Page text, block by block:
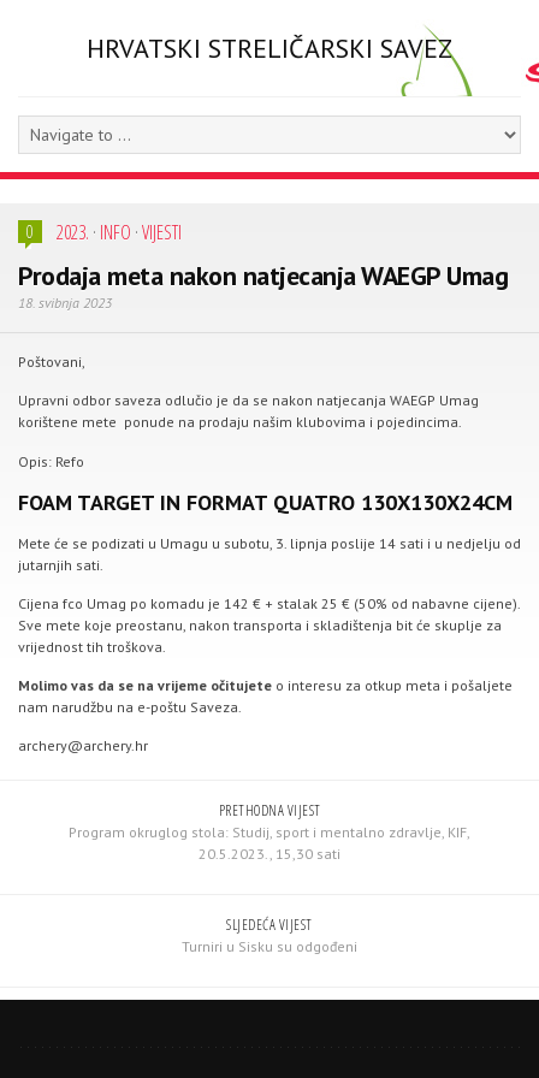
HRVATSKI STRELIČARSKI SAVEZ
0 2023. · INFO ·VIJESTI
Prodaja meta nakon natjecanja WAEGP Umag
18. svibnja 2023
Poštovani,
Upravni odbor saveza odlučio je da se nakon natjecanja WAEGP Umag
korištene mete ponude na prodaju našim klubovima i pojedincima.
Opis: Refo
FOAM TARGET IN FORMAT QUATRO 130X130X24CM
Mete će se podizati u Umagu u subotu, 3. lipnja poslije 14 sati i u nedjelju od
jutarnjih sati.
Cijena fco Umag po komadu je 142 € + stalak 25 € (50% od nabavne cijene).
Sve mete koje preostanu, nakon transporta i skladištenja bit će skuplje za
vrijednost tih troškova.
Molimo vas da se na vrijeme očitujete o interesu za otkup meta i pošaljete
nam narudžbu na e-poštu Saveza.
archery@archery.hr
PRETHODNA VIJEST
Program okruglog stola: Studij, sport i mentalno zdravlje, KIF,
20.5.2023., 15,30 sati
SLJEDEĆA VIJEST
Turniri u Sisku su odgođeni